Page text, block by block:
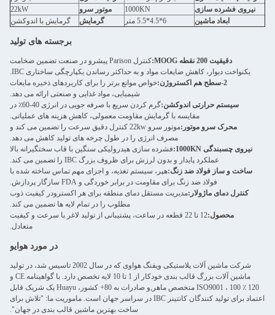
نیروی فشرده سازی
1000KN موتور سرو
22kW
ابعاد ماشین
6*4.5*5.5 متر گرمایش گرمایش با اندوکشن
برجسته های تولید
دقيقيت 200 نقطه MOOG:
کنترل Parison پیشرو در صنعت تضمین ضخامت
یکنواخت دیوار، کاهش ضایعات مواد و به حداکثر رساندن یکپارچگی ساختاری IBC.
2-سطح هم اکستروژن:
خواص موانع برتر را برای کاربردهای ذخیره مایعات
شیمیایی، مواد غذایی و صنعتی ارائه می دهد.
سیستم حرارتی اندوکشن:
گرم کردن سریع با صرفه جویی در انرژی 40-60٪ در
مقایسه با گرمایش مقاومت معمولی، کاهش هزینه های عملیاتی.
محرک سرو موتور:
موتور سرو 22kw کنترل دقیق سرعت را تضمین می کند و
مصرف انرژی را در طول چرخه های تولید کاهش می دهد.
نیروی چسبندگی 1000KN:
فشرده سازی هیدرولیکی سنگین با قاب سختگیرانه بالا
عملکرد پایدار و بدون لرزش برای ظروف بزرگ IBC را تضمین می کند.
ساخت و ساز فولاد ضد زنگ:هپر، سیستم تغذیه، و اجزای مهم تماس ساخته شده با
فولاد ضد زنگ برای مقاومت در برابر خوردگی و FDA سازگار پردازش.
کنترل دمای ماژولار:مدیریت مستقل دمای منطقه برای هر اکسترودر کیفیت ذوب
مطلوب را در تمام لایه ها تضمین می کند.
محصول:
12 تا 22 قطعه در ساعت، پشتیبانی از تولید لاغر با سرعت و کیفیت
متعادل.
در مورد هوايو
شرکت ماشین آلات پلاستیکی ویفنگ هواوی که در سال 2002 تاسیس شد، در تولید
ماشین آلات بزرگ قالب بندی خودکار از 1 تا 10 لایه تخصص دارد. با گواهینامه CE و
ISO9001 ، 100 ٪ 120 متخصص ماهر,و صادرات به 80+ کشور، Huayu یک شریک قابل
اعتماد برای تولید کنندگان کانتینر IBC در سراسر جهان است. ماموریت ما: "تلاش برای
ساخت بهترین ماشین قالب بندی در جهان".